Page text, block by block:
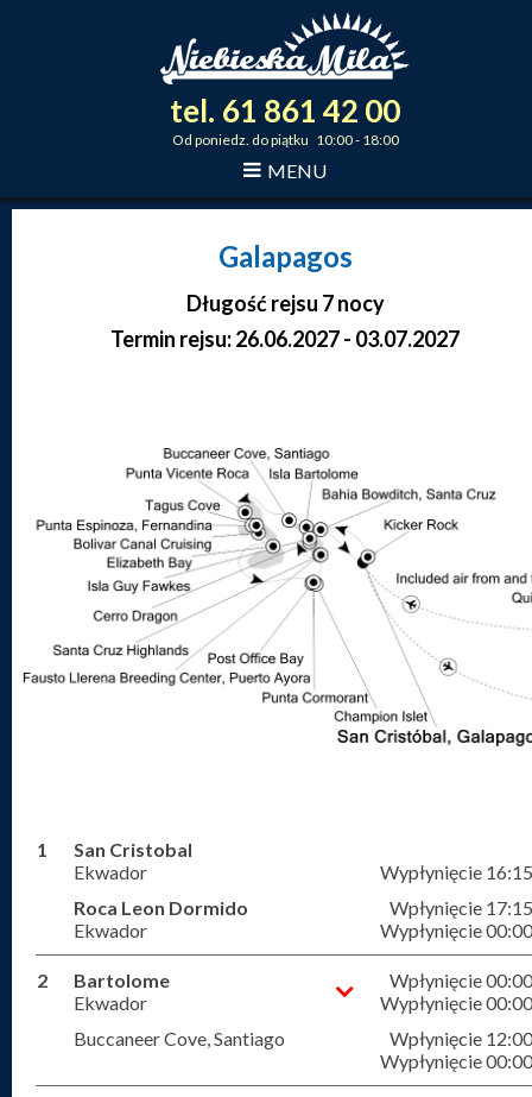
tel. 61 861 42 00
Od poniedz. do piątku 10:00 - 18:00
MENU
Galapagos
Długość rejsu 7 nocy
Termin rejsu: 26.06.2027 - 03.07.2027
1
San Cristobal
Ekwador
Wypłynięcie 16:15
Roca Leon Dormido
Ekwador
Wpłynięcie 17:15
Wypłynięcie 00:00
2
Bartolome
Ekwador
Wpłynięcie 00:00
Wypłynięcie 00:00
Buccaneer Cove, Santiago
Wpłynięcie 12:00
Wypłynięcie 00:00